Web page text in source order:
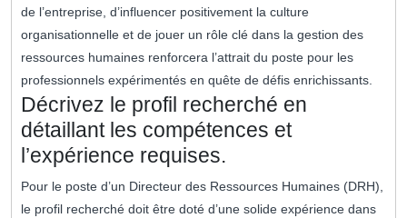
de l’entreprise, d’influencer positivement la culture
organisationnelle et de jouer un rôle clé dans la gestion des
ressources humaines renforcera l’attrait du poste pour les
professionnels expérimentés en quête de défis enrichissants.
Décrivez le profil recherché en
détaillant les compétences et
l’expérience requises.
Pour le poste d’un Directeur des Ressources Humaines (DRH),
le profil recherché doit être doté d’une solide expérience dans